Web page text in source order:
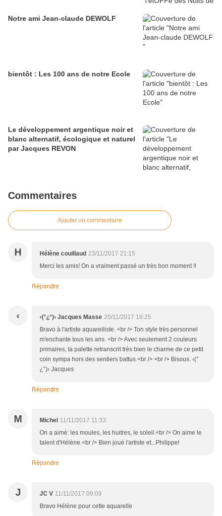
Notre ami Jean-claude DEWOLF
bientôt : Les 100 ans de notre Ecole
Le développement argentique noir et
blanc alternatif, écologique et naturel
par Jacques REVON
Commentaires
Ajouter un commentaire
H Hélène couillaud 23/11/2017 21:15
Merci les amis! On a vraiment passé un très bon moment !!
Répondre
‹ ‹(°¿°)› Jacques Masse 20/11/2017 16:25
Bravo à l'artiste aquarelliste. <br /> Ton style très personnel
m'enchante tous les ans. <br /> Avec seulement 2 couleurs
primaires, ta palette retranscrit très bien le charme de ce petit
coin sympa hors des sentiers battus.<br /> <br /> Bisous. ‹(°
¿°)› Jacques
Répondre
M Michel 11/11/2017 11:33
On a aimé: les moules, les huitres, le soleil.<br /> On aime le
talent d'Hélène.<br /> Bien joué l'artiste et...Philippe!
Répondre
J JC V 11/11/2017 09:09
Bravo Hélène pour cette aquarelle